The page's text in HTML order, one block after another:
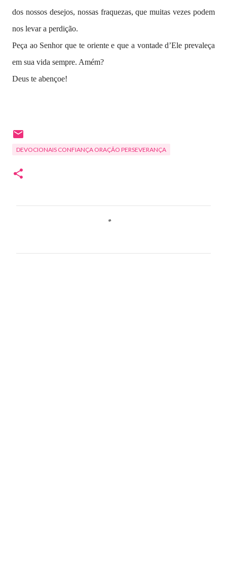
dos nossos desejos, nossas fraquezas, que muitas vezes podem
nos levar a perdição.
Peça ao Senhor que te oriente e que a vontade d’Ele prevaleça
em sua vida sempre. Amém?
Deus te abençoe!
DEVOCIONAIS CONFIANÇA ORAÇÃO PERSEVERANÇA